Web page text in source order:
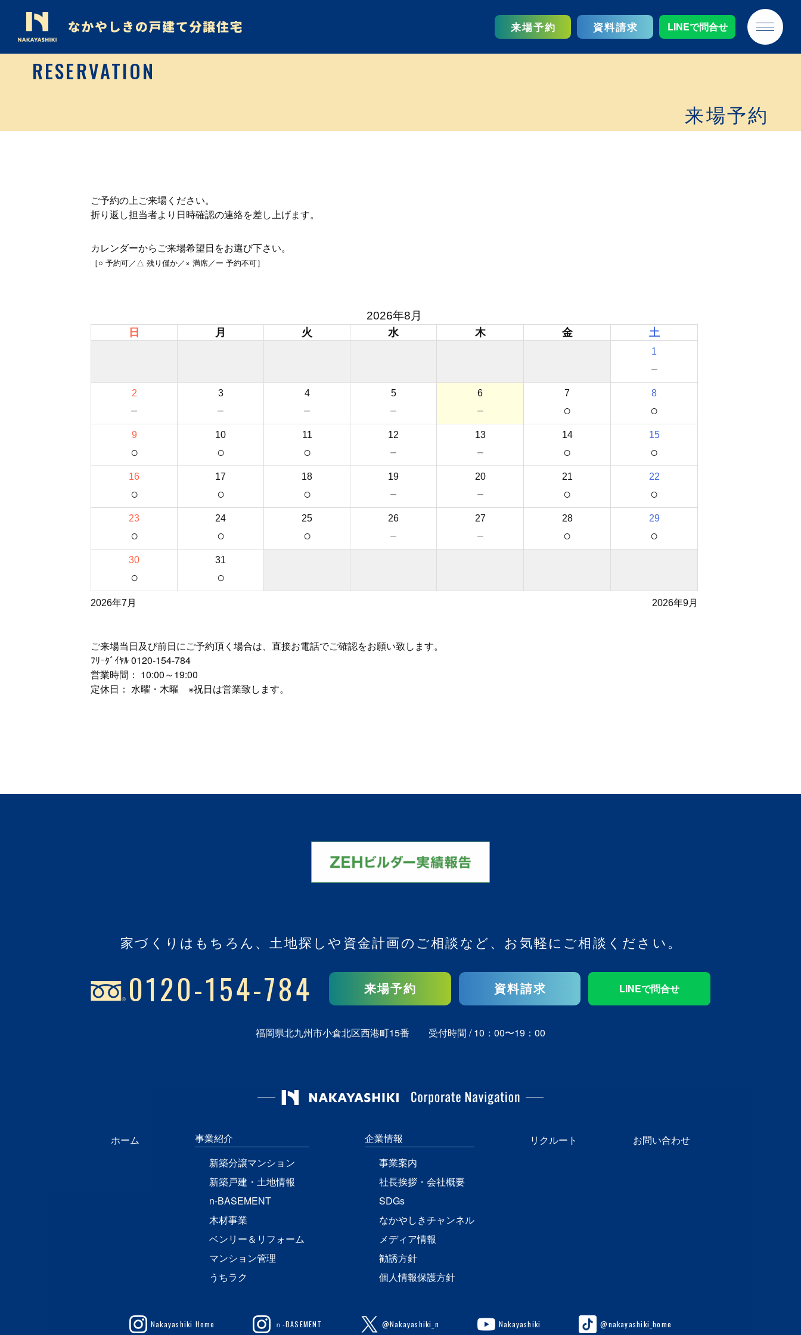
来場予約 資料請求 LINEで問合せ
RESERVATION
来場予約
ご予約の上ご来場ください。
折り返し担当者より日時確認の連絡を差し上げます。
カレンダーからご来場希望日をお選び下さい。
［○ 予約可／△ 残り僅か／× 満席／ー 予約不可］
2026年8月
日 月 火 水 木 金 土
1
－
2
－
3
－
4
－
5
－
6
－
7
○
8
○
9
○
10
○
11
○
12
－
13
－
14
○
15
○
16
○
17
○
18
○
19
－
20
－
21
○
22
○
23
○
24
○
25
○
26
－
27
－
28
○
29
○
30
○
31
○
2026年7月 2026年9月
ご来場当日及び前日にご予約頂く場合は、直接お電話でご確認をお願い致します。
ﾌﾘｰﾀﾞｲﾔﾙ0120-154-784
営業時間： 10:00～19:00
定休日： 水曜・木曜 ※祝日は営業致します。
家づくりはもちろん、 土地探しや資金計画のご相談など、 お気軽にご相談ください。
0120-154-784 来場予約 資料請求 LINEで問合せ
福岡県北九州市小倉北区西港町15番 受付時間 / 10：00〜19：00
ホーム
事業紹介
新築分譲マンション
新築戸建・土地情報
n-BASEMENT
木材事業
ベンリー＆リフォーム
マンション管理
うちラク
企業情報
事業案内
社長挨拶・会社概要
SDGs
なかやしきチャンネル
メディア情報
勧誘方針
個人情報保護方針
リクルート お問い合わせ
Nakayashiki Home ｎ-BASEMENT @Nakayashiki_n Nakayashiki @nakayashiki_home